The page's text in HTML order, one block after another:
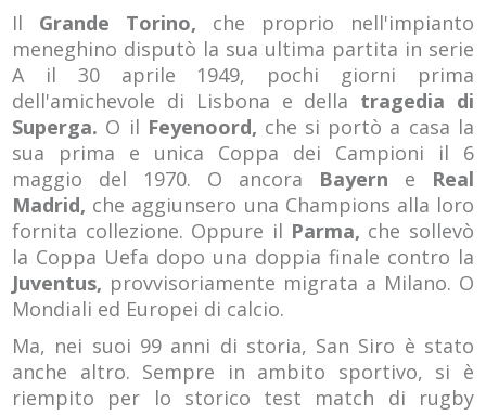
Il Grande Torino, che proprio nell'impianto
meneghino disputò la sua ultima partita in serie
A il 30 aprile 1949, pochi giorni prima
dell'amichevole di Lisbona e della tragedia di
Superga. O il Feyenoord, che si portò a casa la
sua prima e unica Coppa dei Campioni il 6
maggio del 1970. O ancora Bayern e Real
Madrid, che aggiunsero una Champions alla loro
fornita collezione. Oppure il Parma, che sollevò
la Coppa Uefa dopo una doppia finale contro la
Juventus, provvisoriamente migrata a Milano. O
Mondiali ed Europei di calcio.
Ma, nei suoi 99 anni di storia, San Siro è stato
anche altro. Sempre in ambito sportivo, si è
riempito per lo storico test match di rugby